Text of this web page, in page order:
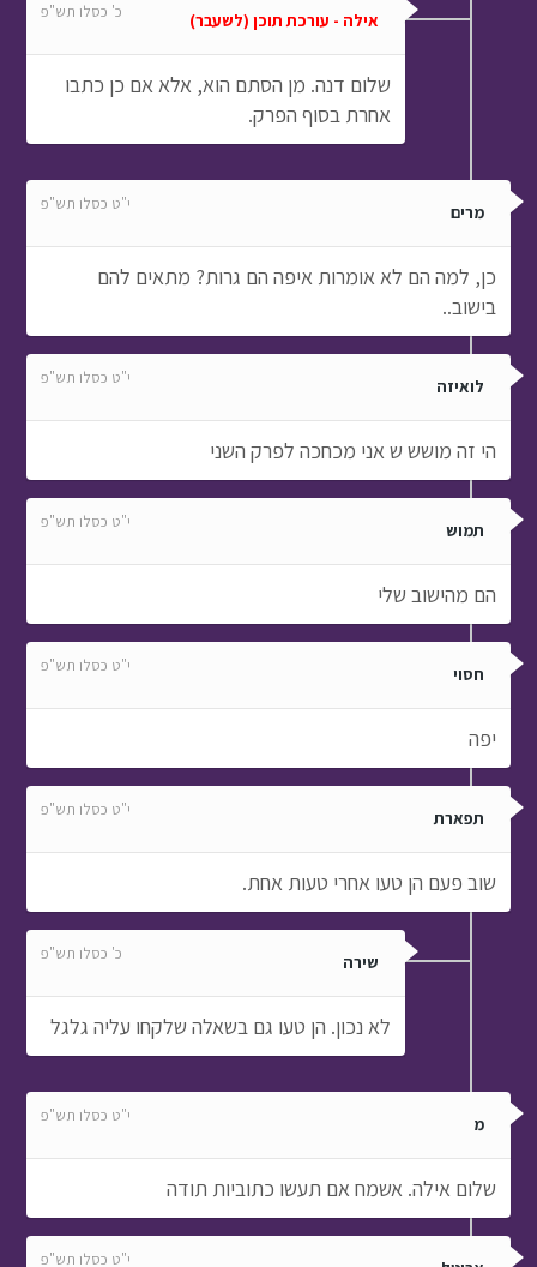
אילה - עורכת תוכן (לשעבר) כ' כסלו תש"פ
שלום דנה. מן הסתם הוא, אלא אם כן כתבו
אחרת בסוף הפרק.
מרים י"ט כסלו תש"פ
כן, למה הם לא אומרות איפה הם גרות? מתאים להם
בישוב..
לואיזה י"ט כסלו תש"פ
הי זה מושש ש אני מכחכה לפרק השני
תמוש י"ט כסלו תש"פ
הם מהישוב שלי
חסוי י"ט כסלו תש"פ
יפה
תפארת י"ט כסלו תש"פ
שוב פעם הן טעו אחרי טעות אחת.
שירה כ' כסלו תש"פ
לא נכון. הן טעו גם בשאלה שלקחו עליה גלגל
מ י"ט כסלו תש"פ
שלום אילה. אשמח אם תעשו כתוביות תודה
י"ט כסלו תש"פ